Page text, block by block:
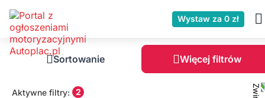
Wystaw za 0 zł
Sortowanie Więcej filtrów
Aktywne filtry: 2